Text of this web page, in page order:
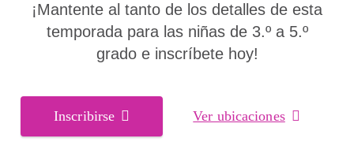
¡Mantente al tanto de los detalles de esta
temporada para las niñas de 3.º a 5.º
grado e inscríbete hoy!
Inscribirse Ver ubicaciones